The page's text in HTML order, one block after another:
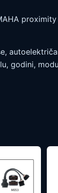
godini,